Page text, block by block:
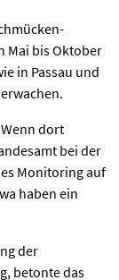
Mai bis Oktober
in Passau und
dort
bei der
Monitoring auf
haben ein
der
betonte das